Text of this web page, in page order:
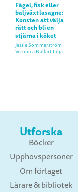
Fågel, fisk eller
baljväxtlasagne:
Konsten att välja
rätt och bli en
stjärna i köket
Jessie Sommarström
Veronica Ballart Lilja
Utforska
Böcker
Upphovspersoner
Om förlaget
Lärare & bibliotek